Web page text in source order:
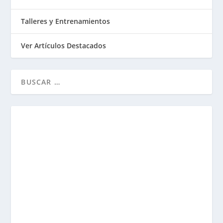
Talleres y Entrenamientos
Ver Artículos Destacados